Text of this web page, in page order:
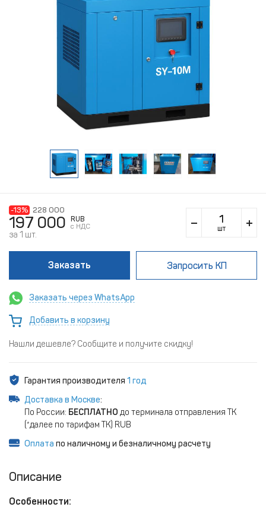
-13% 228 000
197 000
RUB
c НДС
за 1 шт.
шт
Заказать Запросить КП
Заказать через WhatsApp
Добавить в корзину
Нашли дешевле? Сообщите и получите скидку!
Гарантия производителя 1 год
Доставка в Москве:
По России: БЕСПЛАТНО до терминала отправления ТК
(*далее по тарифам ТК) RUB
Оплата по наличному и безналичному расчету
Описание
Особенности: